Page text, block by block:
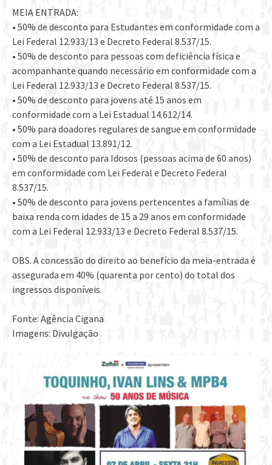
MEIA ENTRADA:
• 50% de desconto para Estudantes em conformidade com a
Lei Federal 12.933/13 e Decreto Federal 8.537/15.
• 50% de desconto para pessoas com deficiência física e
acompanhante quando necessário em conformidade com a
Lei Federal 12.933/13 e Decreto Federal 8.537/15.
• 50% de desconto para jovens até 15 anos em
conformidade com a Lei Estadual 14.612/14.
• 50% para doadores regulares de sangue em conformidade
com a Lei Estadual 13.891/12.
• 50% de desconto para Idosos (pessoas acima de 60 anos)
em conformidade com Lei Federal e Decreto Federal
8.537/15.
• 50% de desconto para jovens pertencentes a famílias de
baixa renda com idades de 15 a 29 anos em conformidade
com a Lei Federal 12.933/13 e Decreto Federal 8.537/15.
OBS. A concessão do direito ao benefício da meia-entrada é
assegurada em 40% (quarenta por cento) do total dos
ingressos disponíveis.
Fonte: Agência Cigana
Imagens: Divulgação